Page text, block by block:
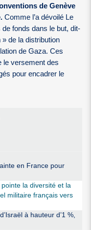
de Genève
Comme l’a dévoilé Le
fonds dans le but, dit-
de la distribution
de Gaza. Ces
le versement des
pour encadrer le
en France pour
la diversité et la
militaire français vers
à hauteur d’1 %,